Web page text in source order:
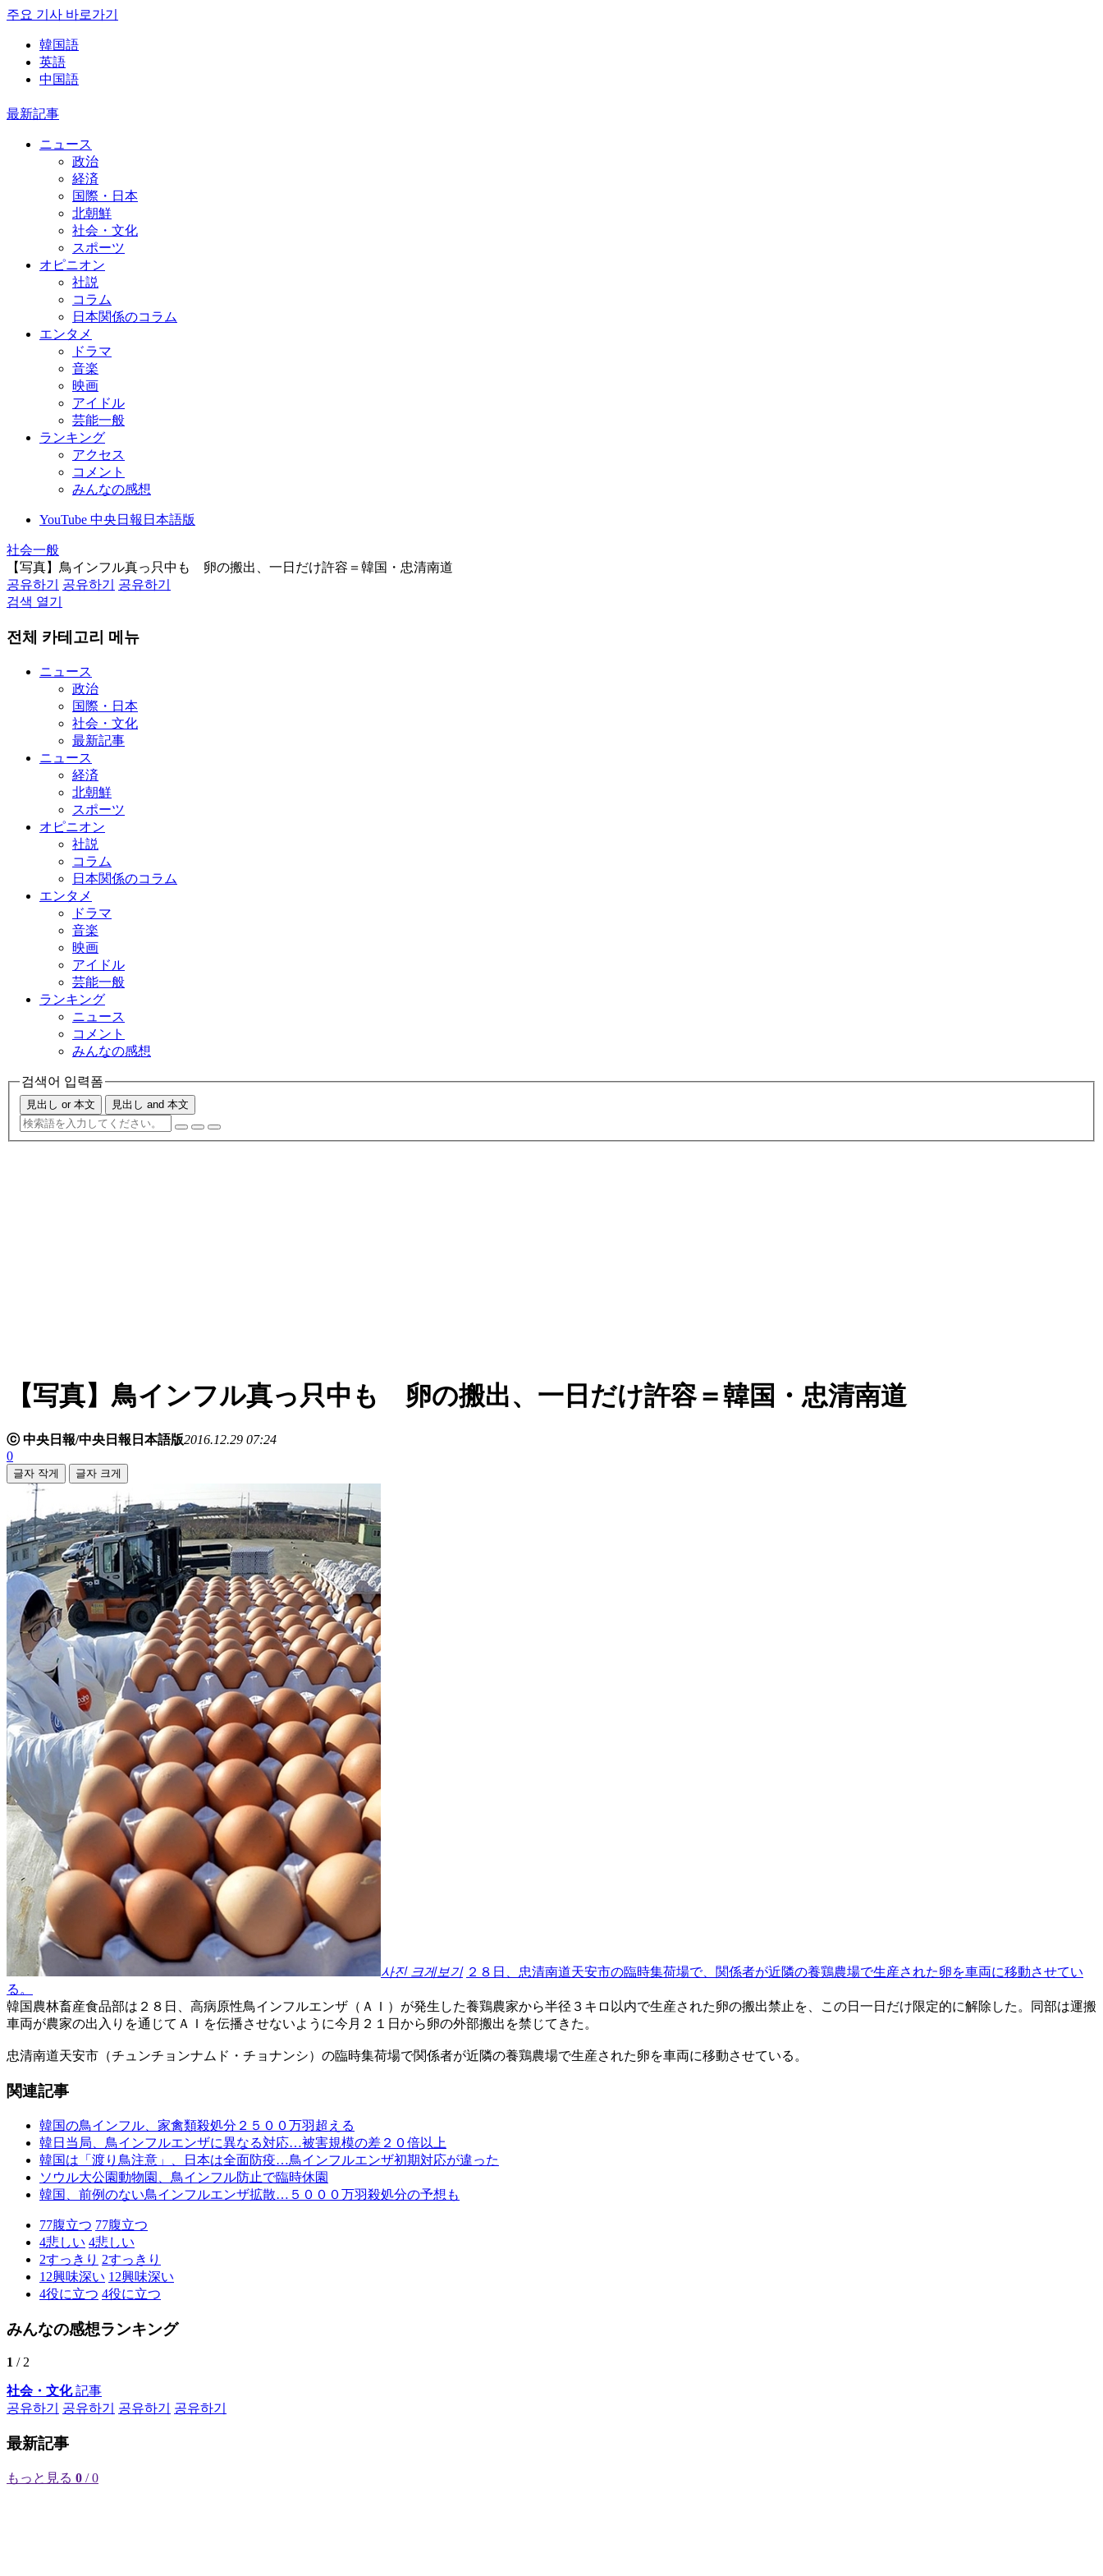
주요 기사 바로가기
韓国語
英語
中国語
最新記事
ニュース
政治
経済
国際・日本
北朝鮮
社会・文化
スポーツ
オピニオン
社説
コラム
日本関係のコラム
エンタメ
ドラマ
音楽
映画
アイドル
芸能一般
ランキング
アクセス
コメント
みんなの感想
YouTube 中央日報日本語版
社会一般
【写真】鳥インフル真っ只中も 卵の搬出、一日だけ許容＝韓国・忠清南道
공유하기
공유하기
공유하기
검색 열기
전체 카테고리 메뉴
ニュース
政治
国際・日本
社会・文化
最新記事
ニュース
経済
北朝鮮
スポーツ
オピニオン
社説
コラム
日本関係のコラム
エンタメ
ドラマ
音楽
映画
アイドル
芸能一般
ランキング
ニュース
コメント
みんなの感想
검색어 입력폼
見出し or 本文 見出し and 本文
【写真】鳥インフル真っ只中も 卵の搬出、一日だけ許容＝韓国・忠清南道
ⓒ 中央日報/中央日報日本語版2016.12.29 07:24
0
글자 작게 글자 크게
사진 크게보기 ２８日、忠清南道天安市の臨時集荷場で、関係者が近隣の養鶏農場で生産された卵を車両に移動させてい
る。
韓国農林畜産食品部は２８日、高病原性鳥インフルエンザ（ＡＩ）が発生した養鶏農家から半径３キロ以内で生産された卵の搬出禁止を、この日一日だけ限定的に解除した。同部は運搬
車両が農家の出入りを通じてＡＩを伝播させないように今月２１日から卵の外部搬出を禁じてきた。
忠清南道天安市（チュンチョンナムド・チョナンシ）の臨時集荷場で関係者が近隣の養鶏農場で生産された卵を車両に移動させている。
関連記事
韓国の鳥インフル、家禽類殺処分２５００万羽超える
韓日当局、鳥インフルエンザに異なる対応…被害規模の差２０倍以上
韓国は「渡り鳥注意」、日本は全面防疫…鳥インフルエンザ初期対応が違った
ソウル大公園動物園、鳥インフル防止で臨時休園
韓国、前例のない鳥インフルエンザ拡散…５０００万羽殺処分の予想も
77腹立つ 77腹立つ
4悲しい 4悲しい
2すっきり 2すっきり
12興味深い 12興味深い
4役に立つ 4役に立つ
みんなの感想ランキング
1 / 2
社会・文化記事
공유하기
공유하기 공유하기 공유하기
最新記事
もっと見る 0 / 0